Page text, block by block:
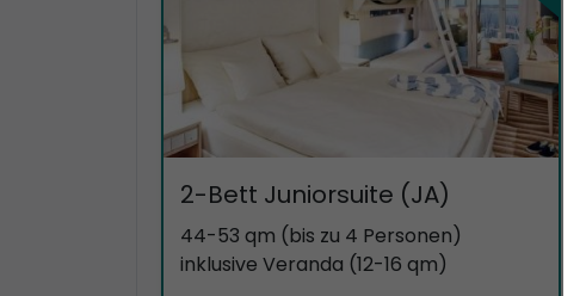
2-Bett Juniorsuite (JA)
44-53 qm (bis zu 4 Personen)
inklusive Veranda (12-16 qm)